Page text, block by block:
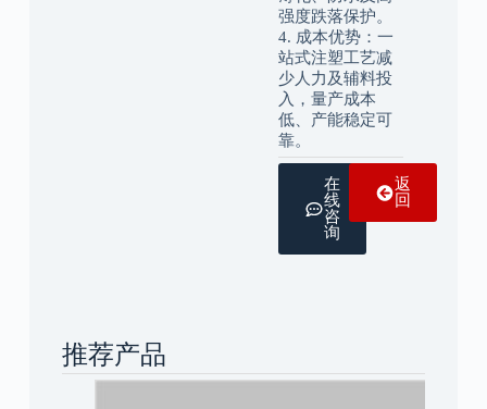
强度跌落保护。
4. 成本优势：一
站式注塑工艺减
少人力及辅料投
入，量产成本
低、产能稳定可
靠。
在
线
咨
询
返
回
推荐产品